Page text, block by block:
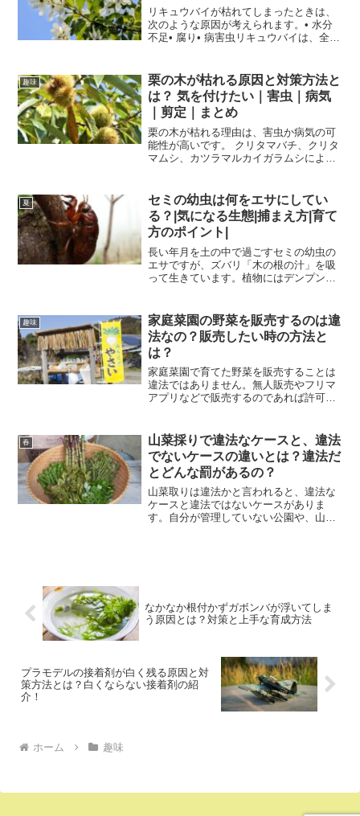
リキュウバイが枯れてしまったときは、
次のような原因が考えられます。• 水分
不足• 腐り• 病害虫リキュウバイは、全体
の良い場所を選びましょう。少しでも日
陰になればさら...
趣味
栗の木が枯れる原因と対策方法と
は？ 気を付けたい｜害虫｜病気
｜剪定｜まとめ
栗の木が枯れる理由は、害虫か病気の可
能性が高いです。 クリタマバチ、クリタ
マムシ、カツラマルカイガラムシによる
被害それぞれ詳しく原因と、対策方法を
説明していきますねこの...
夏
セミの幼虫は何をエサにしてい
る？|気になる生態|捕まえ方|育て
方のポイント|
長い年月を土の中で過ごすセミの幼虫の
エサですが、ズバリ「木の根の汁」を吸
って生きています。植物にはデンプンな
「導管」に口の部分の針を刺して液を吸
います。導管に流れる水分に...
趣味
家庭菜園の野菜を販売するのは違
法なの？販売したい時の方法と
は？
家庭菜園で育てた野菜を販売することは
違法ではありません。無人販売やフリマ
アプリなどで販売するのであれば許可な
庭菜園でとれた野菜の販売について調べ
てみましたこの記事では、...
春
山菜採りで違法なケースと、違法
でないケースの違いとは？違法だ
とどんな罰があるの？
山菜取りは違法かと言われると、違法な
ケースと違法ではないケースがありま
す。自分が管理していない公園や、山で
なかなか根付かずガボンバが浮いてしま
う原因とは？対策と上手な育成方法
プラモデルの接着剤が白く残る原因と対
策方法とは？白くならない接着剤の紹
介！
ホーム 趣味